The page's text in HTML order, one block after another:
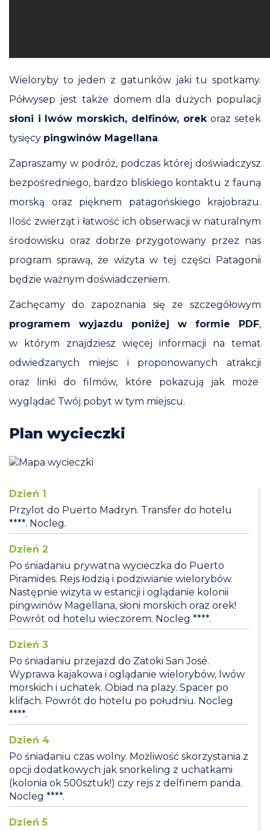
Wieloryby to jeden z gatunków jaki tu spotkamy.
Półwysep jest także domem dla dużych populacji
słoni i lwów morskich, delfinów, orekoraz setek
tysięcy pingwinów Magellana.
Zapraszamy w podróż, podczas której doświadczysz
bezpośredniego, bardzo bliskiego kontaktu z fauną
morską oraz pięknem patagońskiego krajobrazu.
Ilość zwierząt i łatwość ich obserwacji w naturalnym
środowisku oraz dobrze przygotowany przez nas
program sprawą, że wizyta w tej części Patagonii
będzie ważnym doświadczeniem.
Zachęcamy do zapoznania się ze szczegółowym
programem wyjazdu poniżej w formie PDF,
w którym znajdziesz więcej informacji na temat
odwiedzanych miejsc i proponowanych atrakcji
oraz linki do filmów, które pokazują jak może
wyglądać Twój pobyt w tym miejscu.
Plan wycieczki
Dzień 1
Przylot do Puerto Madryn. Transfer do hotelu
****. Nocleg.
Dzień 2
Po śniadaniu prywatna wycieczka do Puerto
Piramides. Rejs łodzią i podziwianie wielorybów.
Następnie wizyta w estancji i oglądanie kolonii
pingwinów Magellana, słoni morskich oraz orek!
Powrót od hotelu wieczorem. Nocleg ****.
Dzień 3
Po śniadaniu przejazd do Zatoki San José.
Wyprawa kajakowa i oglądanie wielorybów, lwów
morskich i uchatek. Obiad na plaży. Spacer po
klifach. Powrót do hotelu po południu. Nocleg
****.
Dzień 4
Po śniadaniu czas wolny. Możliwość skorzystania z
opcji dodatkowych jak snorkeling z uchatkami
(kolonia ok 500sztuk!) czy rejs z delfinem panda.
Nocleg ****.
Dzień 5